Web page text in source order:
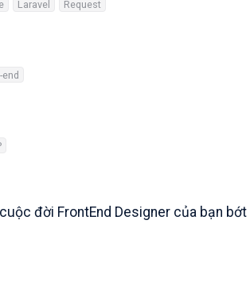
Laravel Request
đời FrontEnd Designer của bạn bớt